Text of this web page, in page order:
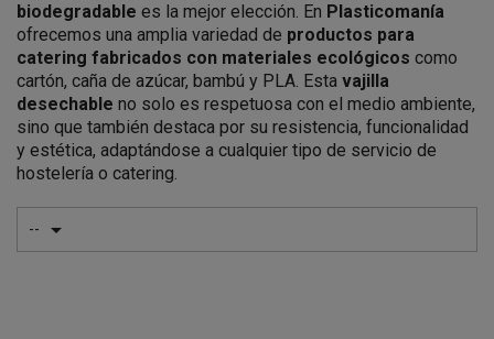
biodegradable es la mejor elección. En Plasticomanía
ofrecemos una amplia variedad de productos para
catering fabricados con materiales ecológicos como
cartón, caña de azúcar, bambú y PLA. Esta vajilla
desechable no solo es respetuosa con el medio ambiente,
sino que también destaca por su resistencia, funcionalidad
y estética, adaptándose a cualquier tipo de servicio de
hostelería o catering.
-- 